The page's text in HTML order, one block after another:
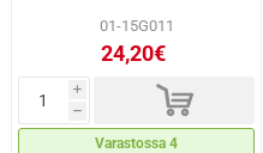
01-15G011
24,20€
i
h d
Varastossa 4